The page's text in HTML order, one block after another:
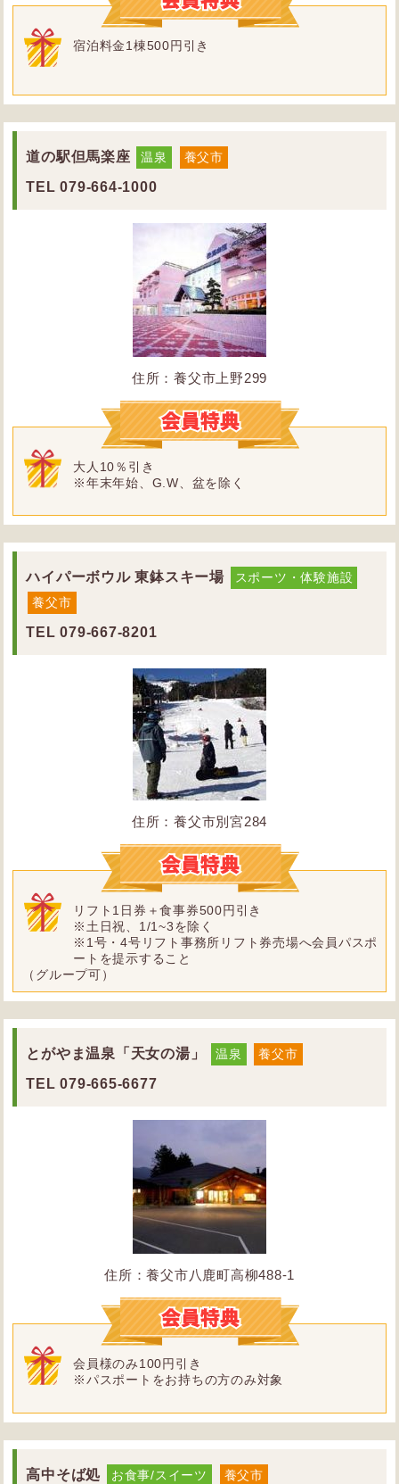
宿泊料金1棟500円引き
道の駅但馬楽座 温泉 養父市
TEL 079-664-1000
住所：養父市上野299
大人10％引き
※年末年始、G.W、盆を除く
ハイパーボウル 東鉢スキー場
スポーツ・体験施設
養父市
TEL 079-667-8201
住所：養父市別宮284
リフト1日券＋食事券500円引き
※土日祝、1/1~3を除く
※1号・4号リフト事務所リフト券売場へ会員パスポ
ートを提示すること
（グループ可）
とがやま温泉「天女の湯」 温泉 養父市
TEL 079-665-6677
住所：養父市八鹿町高柳488-1
会員様のみ100円引き
※パスポートをお持ちの方のみ対象
高中そば処 お食事/スイーツ 養父市